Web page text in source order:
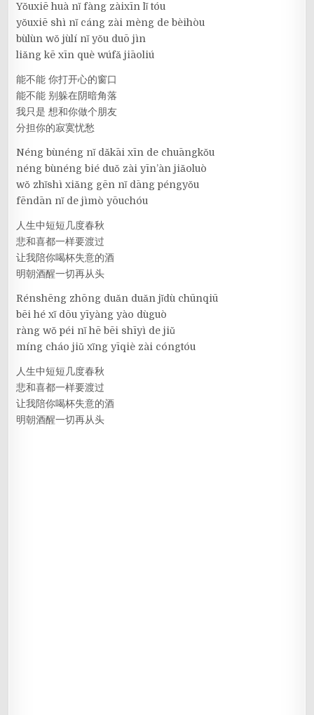
Yǒuxiē huà nǐ fàng zàixīn lǐ tóu
yǒuxiē shì nǐ cáng zài mèng de bèihòu
bùlùn wǒ jùlí nǐ yǒu duō jìn
liǎng kē xīn què wúfǎ jiāoliú
能不能 你打开心的窗口
能不能 别躲在阴暗角落
我只是 想和你做个朋友
分担你的寂寞忧愁
Néng bùnéng nǐ dǎkāi xīn de chuāngkǒu
néng bùnéng bié duǒ zài yīn’àn jiǎoluò
wǒ zhǐshì xiǎng gēn nǐ dāng péngyǒu
fēndān nǐ de jìmò yōuchóu
人生中短短几度春秋
悲和喜都一样要渡过
让我陪你喝杯失意的酒
明朝酒醒一切再从头
Rénshēng zhōng duǎn duǎn jǐdù chūnqiū
bēi hé xǐ dōu yīyàng yào dùguò
ràng wǒ péi nǐ hē bēi shīyì de jiǔ
míng cháo jiǔ xǐng yīqiè zài cóngtóu
人生中短短几度春秋
悲和喜都一样要渡过
让我陪你喝杯失意的酒
明朝酒醒一切再从头